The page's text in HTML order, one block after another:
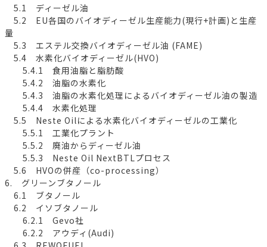
5.1 ディーゼル油
5.2 EU各国のバイオディーゼル生産能力(現行+計画)と生産
量
5.3 エステル交換バイオディーゼル油 (FAME)
5.4 水素化バイオディーゼル(HVO)
5.4.1 食用油脂と脂肪酸
5.4.2 油脂の水素化
5.4.3 油脂の水素化処理によるバイオディーゼル油の製造
5.4.4 水素化処理
5.5 Neste Oilによる水素化バイオディーゼルの工業化
5.5.1 工業化プラント
5.5.2 廃油からディーゼル油
5.5.3 Neste Oil NextBTLプロセス
5.6 HVOの併産（co-processing）
6. グリーンブタノール
6.1 ブタノール
6.2 イソブタノール
6.2.1 Gevo社
6.2.2 アウディ(Audi)